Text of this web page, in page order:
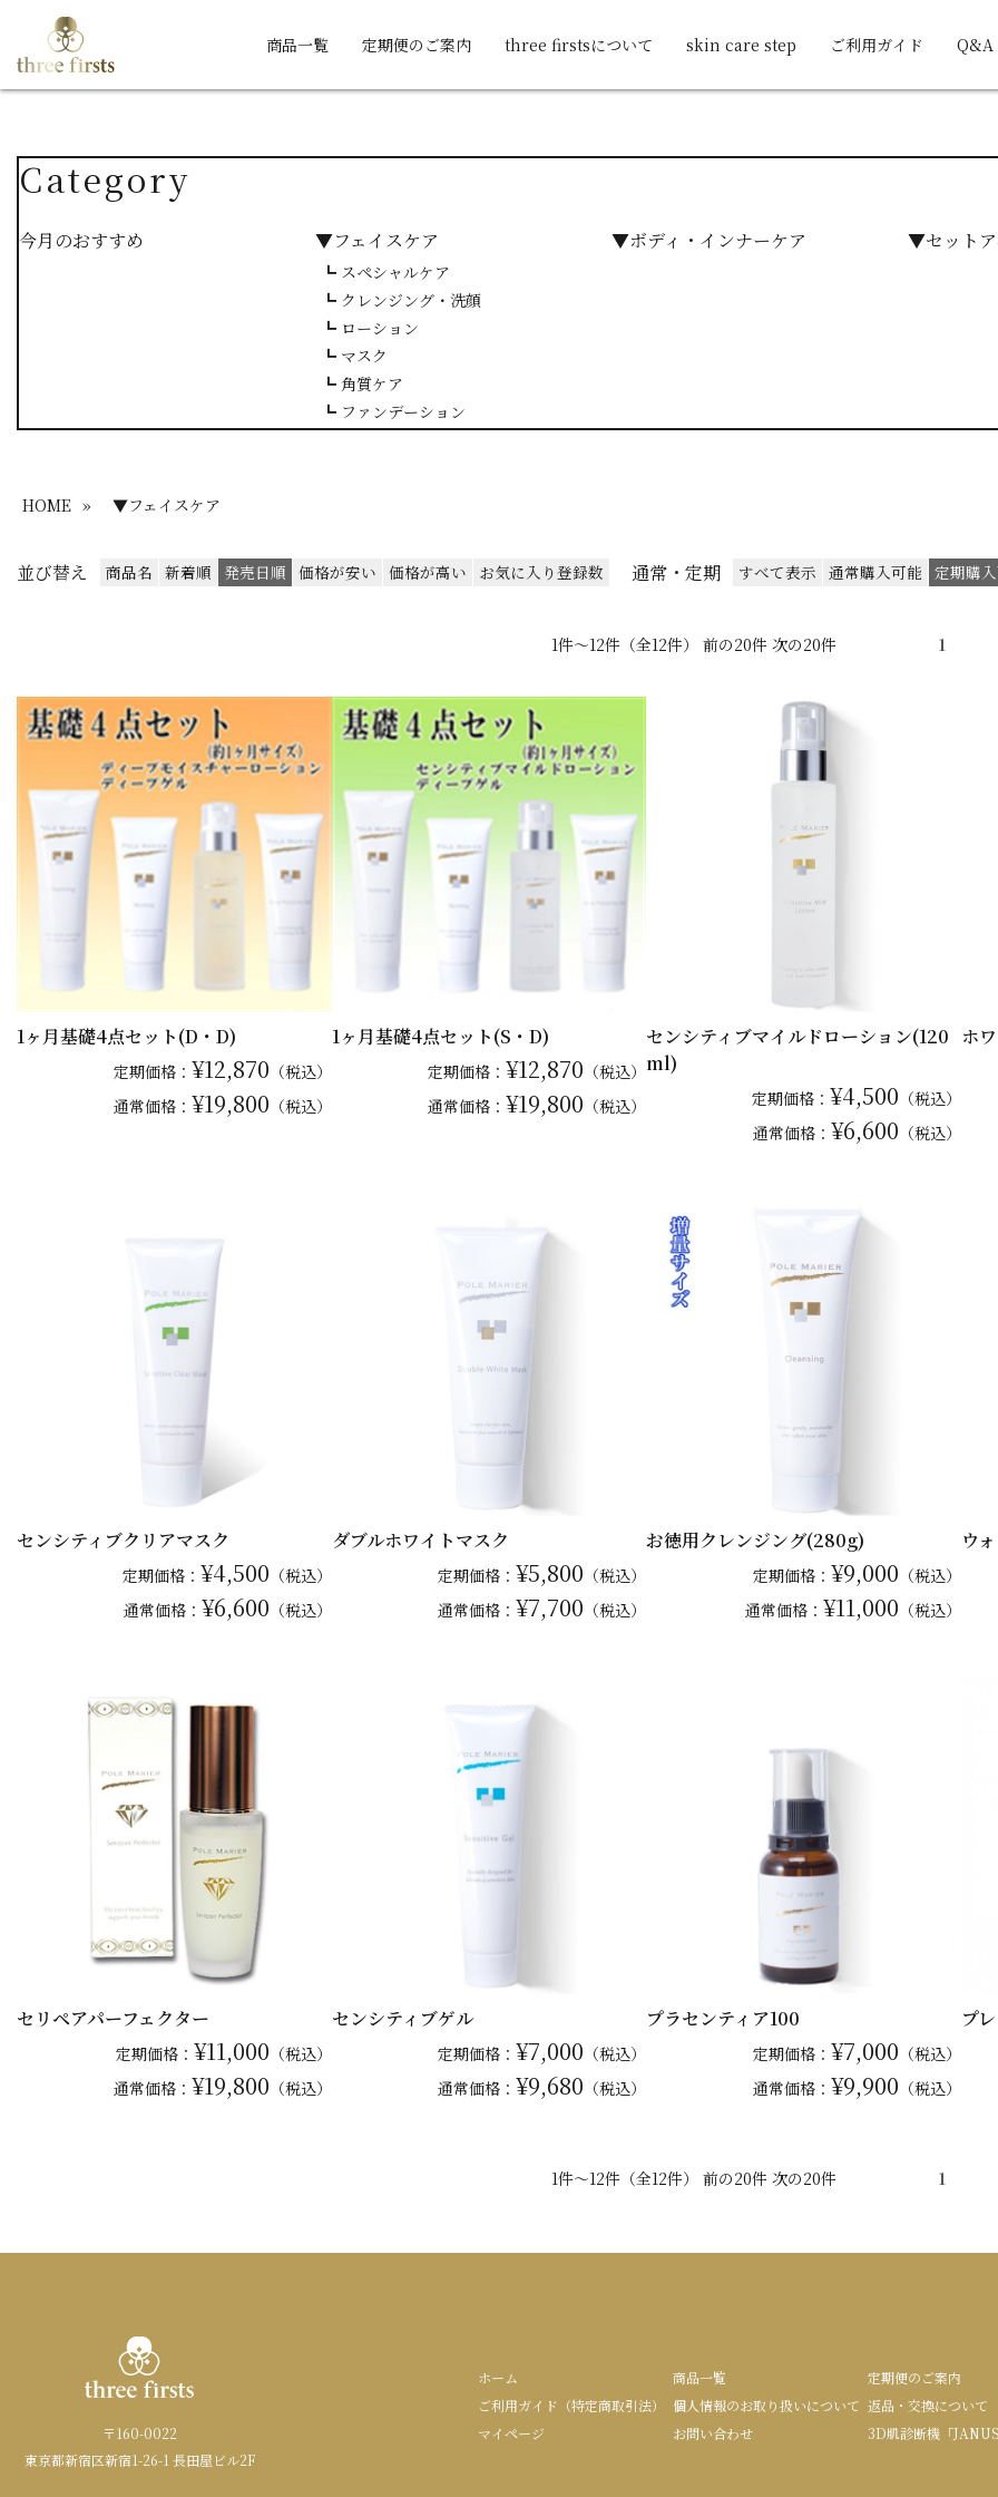
商品一覧 定期便のご案内 three firstsについて skin care step ご利用ガイド Q&A
Category
今月のおすすめ ▼フェイスケア
┗ スペシャルケア
┗ クレンジング・洗顔
┗ ローション
┗ マスク
┗ 角質ケア
┗ ファンデーション
▼ボディ・インナーケア ▼セットア
HOME » ▼フェイスケア
並び替え 商品名 新着順 発売日順 価格が安い 価格が高い お気に入り登録数 通常・定期 すべて表示 通常購入可能 定期購
1件～12件（全12件） 前の20件 次の20件 1
1ヶ月基礎4点セット(D・D)
定期価格： ¥12,870 （税込）
通常価格： ¥19,800 （税込）
1ヶ月基礎4点セット(S・D)
定期価格： ¥12,870 （税込）
通常価格： ¥19,800 （税込）
センシティブマイルドローション(120
ml)
定期価格： ¥4,500 （税込）
通常価格： ¥6,600 （税込）
ホ
センシティブクリアマスク
定期価格： ¥4,500 （税込）
通常価格： ¥6,600 （税込）
ダブルホワイトマスク
定期価格： ¥5,800 （税込）
通常価格： ¥7,700 （税込）
お徳用クレンジング(280g)
定期価格： ¥9,000 （税込）
通常価格： ¥11,000 （税込）
ウ
セリペアパーフェクター
定期価格： ¥11,000 （税込）
通常価格： ¥19,800 （税込）
センシティブゲル
定期価格： ¥7,000 （税込）
通常価格： ¥9,680 （税込）
プラセンティア100
定期価格： ¥7,000 （税込）
通常価格： ¥9,900 （税込）
プ
1件～12件（全12件） 前の20件 次の20件 1
〒160-0022
東京都新宿区新宿1-26-1 長田屋ビル2F
ホーム 商品一覧
定期便のご案内
ご利用ガイド（特定商取引法）
個人情報のお取り扱いについて 返品・交換について
マイページ
お問い合わせ 3D肌診断機「